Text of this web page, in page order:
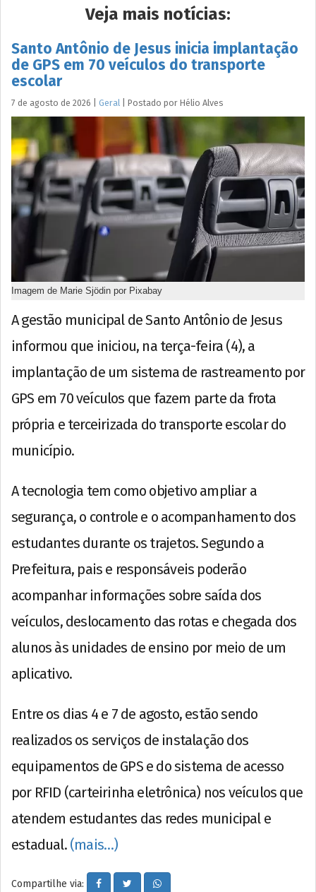
Veja mais notícias:
Santo Antônio de Jesus inicia implantação
de GPS em 70 veículos do transporte
escolar
7 de agosto de 2026 Geral Postado por Hélio Alves
Imagem de Marie Sjödin por Pixabay
A gestão municipal de Santo Antônio de Jesus
informou que iniciou, na terça-feira (4), a
implantação de um sistema de rastreamento por
GPS em 70 veículos que fazem parte da frota
própria e terceirizada do transporte escolar do
município.
A tecnologia tem como objetivo ampliar a
segurança, o controle e o acompanhamento dos
estudantes durante os trajetos. Segundo a
Prefeitura, pais e responsáveis poderão
acompanhar informações sobre saída dos
veículos, deslocamento das rotas e chegada dos
alunos às unidades de ensino por meio de um
aplicativo.
Entre os dias 4 e 7 de agosto, estão sendo
realizados os serviços de instalação dos
equipamentos de GPS e do sistema de acesso
por RFID (carteirinha eletrônica) nos veículos que
atendem estudantes das redes municipal e
estadual. (mais…)
Compartilhe via: